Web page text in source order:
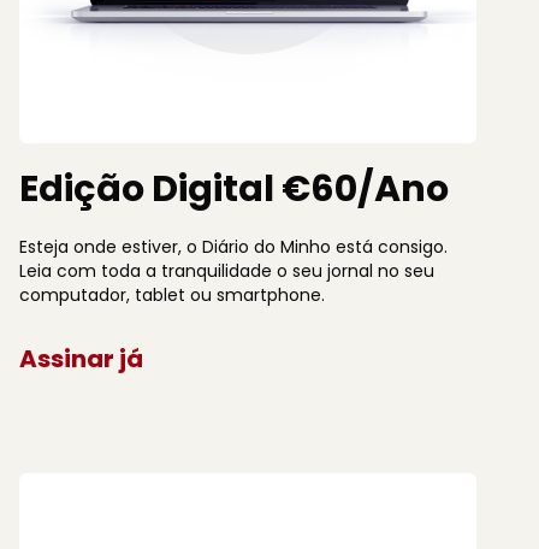
Edição Digital €60/Ano
Esteja onde estiver, o Diário do Minho está consigo.
Leia com toda a tranquilidade o seu jornal no seu
computador, tablet ou smartphone.
Assinar já